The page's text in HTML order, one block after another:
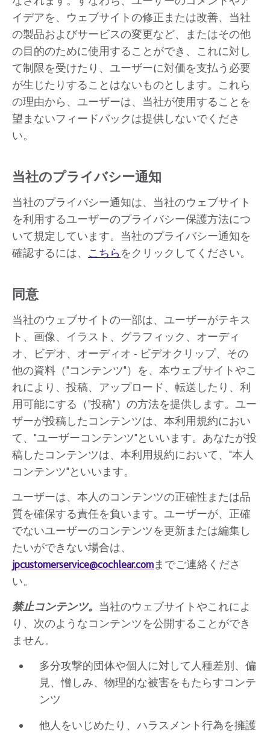
イデアを、ウェブサイトの修正または改善、当社
の製品およびサービスの変更など、またはその他
の目的のために使用することができ、これに対し
て制限を受けたり、ユーザーに対価を支払う必要
が生じたりすることはないものとします。これら
の理由から、ユーザーは、当社が使用することを
望まないフィードバックは提供しないでくださ
い。
当社のプライバシー通知
当社のプライバシー通知は、当社のウェブサイト
を利用するユーザーのプライバシー保護方法につ
いて規定しています。当社のプライバシー通知を
確認するには、 こちら をクリックしてください。
同意
当社のウェブサイトの一部は、ユーザーがテキス
ト、画像、イラスト、グラフィック、オーディ
オ、ビデオ、オーディオ - ビデオクリップ、その
他の資料（"コンテンツ"）を、本ウェブサイトやこ
れにより、投稿、アップロード、転送したり、利
用可能にする（"投稿"）の方法を提供します。ユー
ザーが投稿したコンテンツは、本利用規約におい
て、"ユーザーコンテンツ"といいます。あなたが投
稿したコンテンツは、本利用規約において、"本人
コンテンツ"といいます。
ユーザーは、本人のコンテンツの正確性または品
質を確保する責任を負います。ユーザーが、正確
でないユーザーのコンテンツを更新または編集し
たいができない場合は、
jpcustomerservice@cochlear.comまでご連絡くださ
い。
禁止コンテンツ。 当社のウェブサイトやこれによ
り、次のようなコンテンツを公開することができ
ません。
多分攻撃的団体や個人に対して人種差別、偏
見、憎しみ、物理的な被害をもたらすコンテ
ンツ
他人をいじめたり、ハラスメント行為を擁護